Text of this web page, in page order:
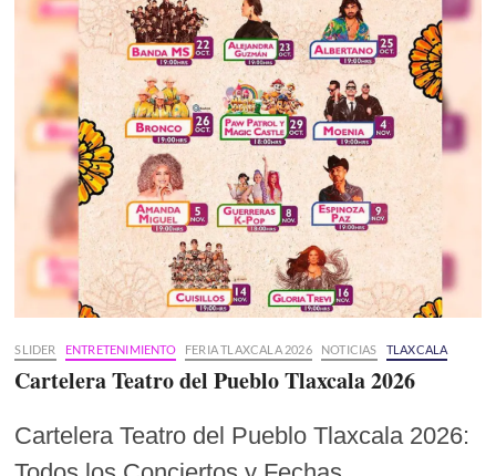
SLIDER ENTRETENIMIENTO FERIA TLAXCALA 2026 NOTICIAS TLAXCALA
Cartelera Teatro del Pueblo Tlaxcala 2026
Cartelera Teatro del Pueblo Tlaxcala 2026: